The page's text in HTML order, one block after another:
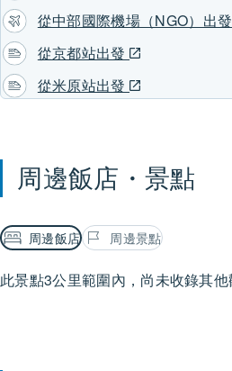
從中部國際機場（NGO）出發
從京都站出發
從米原站出發
周邊飯店・景點
周邊飯店 周邊景點
此景點3公里範圍內，尚未收錄其他